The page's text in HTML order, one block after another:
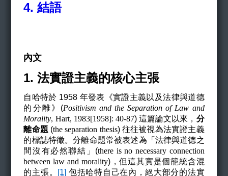
4. 結語
內文
1. 法實證主義的核心主張
自哈特於 1958 年發表《實證主義以及法律與道德
的分離》(Positivism and the Separation of Law and
Morality, Hart, 1983[1958]: 40-87) 這篇論文以來， 分
離命題 (the separation thesis) 往往被視為法實證主義
的標誌特徵。分離命題常被表述為「法律與道德之
間沒有必然聯結」(there is no necessary connection
between law and morality)，但這其實是個籠統含混
的主張。
[1] 包括哈特自己在內，絕大部分的法實